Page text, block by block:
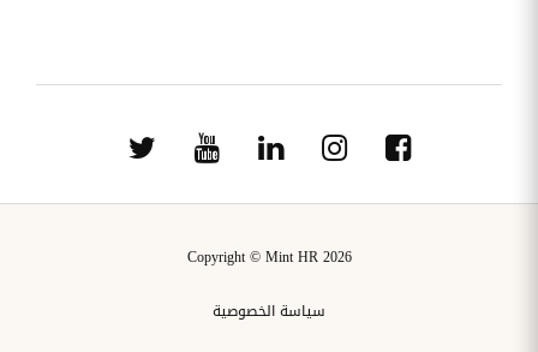
Copyright © Mint HR 2026
سياسة الخصوصية